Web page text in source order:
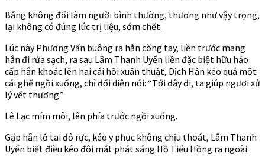
Bằng không đổi làm người bình thường, thương như vậy trọng,
lại không có đúng lúc trị liệu, sớm chết.
Lúc này Phương Vấn buông ra hắn còng tay, liền trước mang
hắn đi rửa sạch, ra sau Lâm Thanh Uyển liền đặc biệt hữu hảo
cấp hắn khoác lên hai cái hồi xuân thuật, Dịch Hàn kéo quá một
cái ghế ngồi xuống, chỉ đối diện nói: “Tới đây đi, ta giúp ngươi xử
lý vết thương.”
Lê Lạc mím môi, lên phía trước ngồi xuống.
Gặp hắn lỗ tai đỏ rực, kéo y phục không chịu thoát, Lâm Thanh
Uyển biết điều kéo đôi mắt phát sáng Hồ Tiểu Hồng ra ngoài.